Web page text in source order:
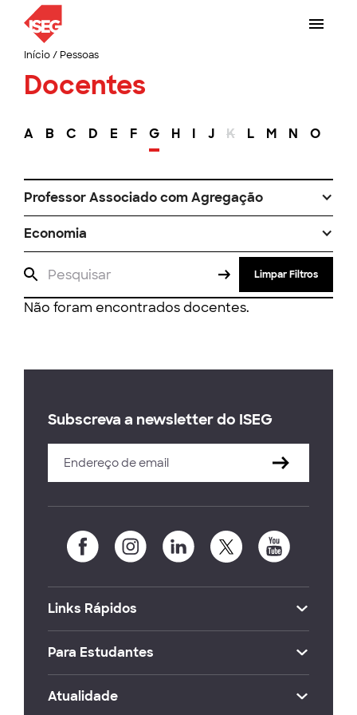
Início/ Pessoas
Docentes
A B C D E F G H I J K L M N O
Professor Associado com Agregação
Economia
Limpar Filtros
Não foram encontrados docentes.
Subscreva a newsletter do ISEG
Links Rápidos
Para Estudantes
Atualidade